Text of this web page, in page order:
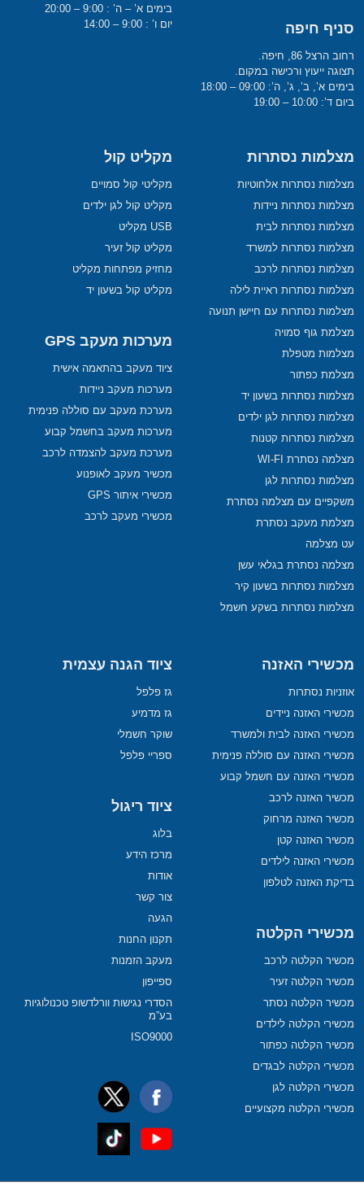
סניף חיפה
רחוב הרצל 86, חיפה.
תצוגה ייעוץ ורכישה במקום.
בימים א’, ב’, ג’, ה’: 09:00 – 18:00
ביום ד’: 10:00 – 19:00
בימים א’ – ה’ : 9:00 – 20:00
יום ו’ : 9:00 – 14:00
מצלמות נסתרות
מצלמות נסתרות אלחוטיות
מצלמות נסתרות ניידות
מצלמות נסתרות לבית
מצלמות נסתרות למשרד
מצלמות נסתרות לרכב
מצלמות נסתרות ראיית לילה
מצלמות נסתרות עם חיישן תנועה
מצלמת גוף סמויה
מצלמות מטפלת
מצלמת כפתור
מצלמות נסתרות בשעון יד
מצלמות נסתרות לגן ילדים
מצלמות נסתרות קטנות
מצלמה נסתרת WI-FI
מצלמות נסתרות לגן
משקפיים עם מצלמה נסתרת
מצלמת מעקב נסתרת
עט מצלמה
מצלמה נסתרת בגלאי עשן
מצלמות נסתרות בשעון קיר
מצלמות נסתרות בשקע חשמל
מקליט קול
מקליטי קול סמויים
מקליט קול לגן ילדים
USB מקליט
מקליט קול זעיר
מחזיק מפתחות מקליט
מקליט קול בשעון יד
מערכות מעקב GPS
ציוד מעקב בהתאמה אישית
מערכות מעקב ניידות
מערכת מעקב עם סוללה פנימית
מערכות מעקב בחשמל קבוע
מערכת מעקב להצמדה לרכב
מכשיר מעקב לאופנוע
מכשירי איתור GPS
מכשירי מעקב לרכב
מכשירי האזנה
אוזניות נסתרות
מכשירי האזנה ניידים
מכשירי האזנה לבית ולמשרד
מכשירי האזנה עם סוללה פנימית
מכשירי האזנה עם חשמל קבוע
מכשיר האזנה לרכב
מכשיר האזנה מרחוק
מכשיר האזנה קטן
מכשירי האזנה לילדים
בדיקת האזנה לטלפון
מכשירי הקלטה
מכשיר הקלטה לרכב
מכשיר הקלטה זעיר
מכשיר הקלטה נסתר
מכשירי הקלטה לילדים
מכשיר הקלטה כפתור
מכשירי הקלטה לבגדים
מכשירי הקלטה לגן
מכשירי הקלטה מקצועיים
ציוד הגנה עצמית
גז פלפל
גז מדמיע
שוקר חשמלי
ספריי פלפל
ציוד ריגול
בלוג
מרכז הידע
אודות
צור קשר
הגעה
תקנון החנות
מעקב הזמנות
ספייפון
הסדרי נגישות וורלדשופ טכנולוגיות
בע”מ
ISO9000